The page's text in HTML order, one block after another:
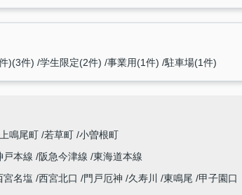
)(3件) 学生限定(2件) 事業用(1件) 駐車場(1件)
上鳴尾町 若草町 小曽根町
戸本線 阪急今津線 東海道本線
宮名塩 西宮北口 門戸厄神 久寿川 東鳴尾 甲子園口